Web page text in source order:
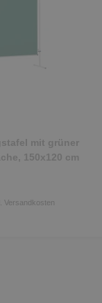
mit grüner
150x120 cm
Versandkosten